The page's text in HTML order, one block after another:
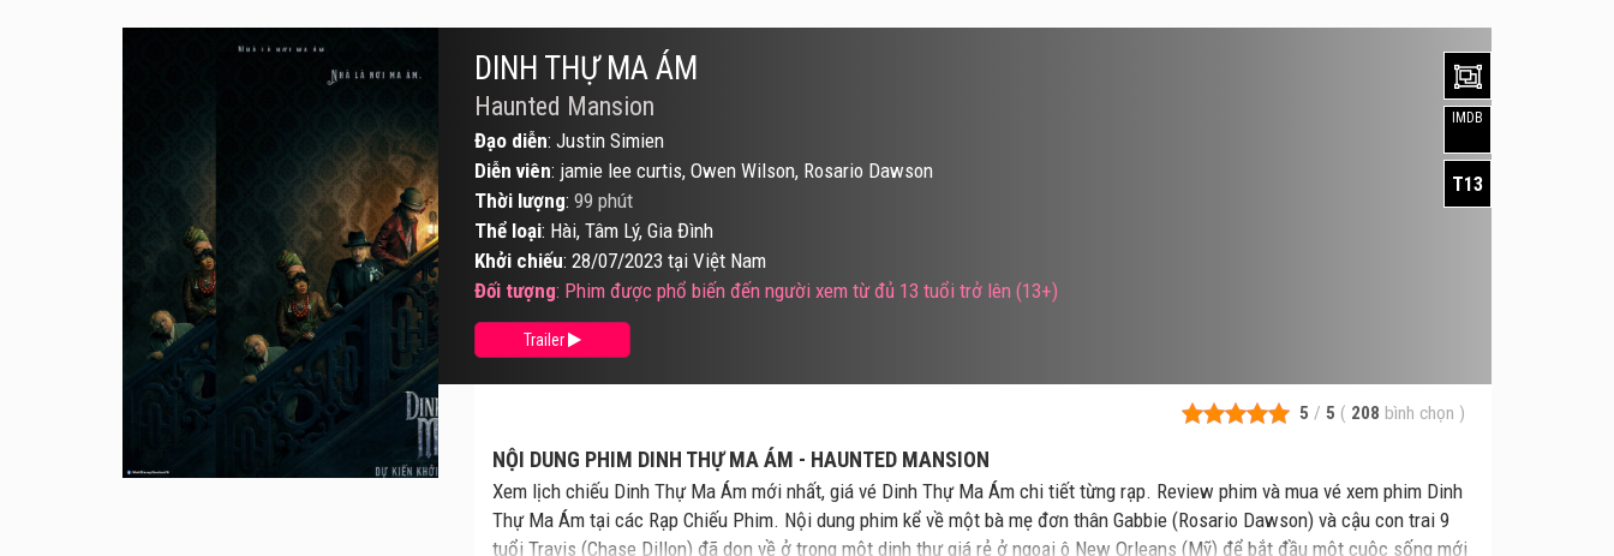
5 / 5 ( 208 bình chọn )
NỘI DUNG PHIM DINH THỰ MA ÁM - HAUNTED MANSION
Xem lịch chiếu Dinh Thự Ma Ám mới nhất, giá vé Dinh Thự Ma Ám chi tiết từng rạp. Review phim và mua vé xem phim Dinh
Thự Ma Ám tại các Rạp Chiếu Phim. Nội dung phim kể về một bà mẹ đơn thân Gabbie (Rosario Dawson) và cậu con trai 9
tuổi Travis (Chase Dillon) đã dọn về ở trong một dinh thự giá rẻ ở ngoại ô New Orleans (Mỹ) để bắt đầu một cuộc sống mới
DINH THỰ MA ÁM
Haunted Mansion
Đạo diễn: Justin Simien
Diễn viên: jamie lee curtis, Owen Wilson, Rosario Dawson
Thời lượng: 99 phút
Thể loại: Hài, Tâm Lý, Gia Đình
Khởi chiếu: 28/07/2023 tại Việt Nam
Đối tượng: Phim được phổ biến đến người xem từ đủ 13 tuổi trở lên (13+)
Trailer
IMDB
T13